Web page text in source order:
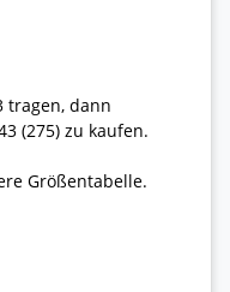
tragen, dann
(275) zu kaufen.
Größentabelle.